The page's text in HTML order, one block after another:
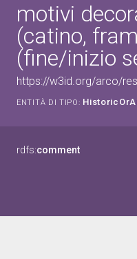
motivi
(catino,
(fine/inizio
https://w3id.org/arco/
ENTITÀ DI TIPO:
rdfs:comment